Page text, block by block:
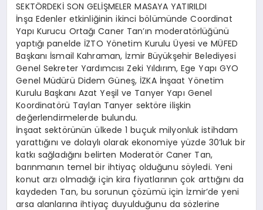
SEKTÖRDEKİ SON GELİŞMELER MASAYA YATIRILDI
İnşa Edenler etkinliğinin ikinci bölümünde Coordinat
Yapı Kurucu Ortağı Caner Tan’ın moderatörlüğünü
yaptığı panelde İZTO Yönetim Kurulu Üyesi ve MÜFED
Başkanı İsmail Kahraman, İzmir Büyükşehir Belediyesi
Genel Sekreter Yardımcısı Zeki Yıldırım, Ege Yapı GYO
Genel Müdürü Didem Güneş, İZKA İnşaat Yönetim
Kurulu Başkanı Azat Yeşil ve Tanyer Yapı Genel
Koordinatörü Taylan Tanyer sektöre ilişkin
değerlendirmelerde bulundu.
İnşaat sektörünün ülkede 1 buçuk milyonluk istihdam
yarattığını ve dolaylı olarak ekonomiye yüzde 30’luk bir
katkı sağladığını belirten Moderatör Caner Tan,
barınmanın temel bir ihtiyaç olduğunu söyledi. Yeni
konut arzı olmadığı için kira fiyatlarının çok arttığını da
kaydeden Tan, bu sorunun çözümü için İzmir’de yeni
arsa alanlarına ihtiyaç duyulduğunu da sözlerine